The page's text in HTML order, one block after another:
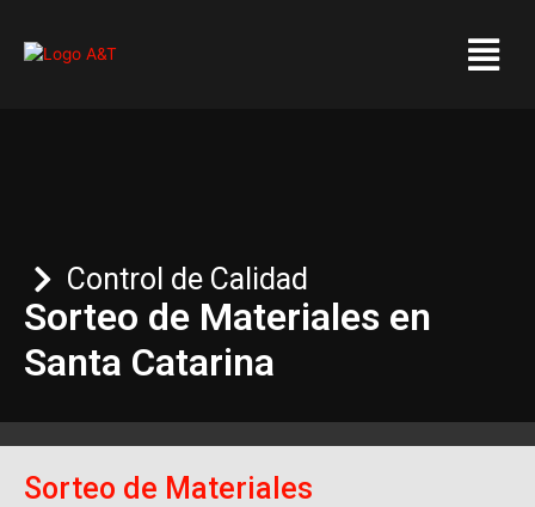
contenido
Menú
Control de Calidad
Sorteo de Materiales en
Santa Catarina
Sorteo de Materiales